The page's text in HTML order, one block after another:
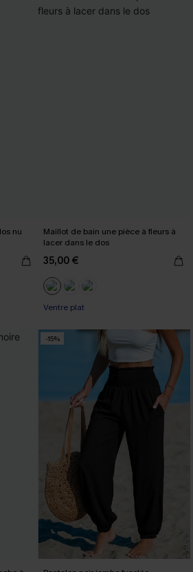
nu
Maillot de bain une pièce à fleurs à
lacer dans le dos
35,00 €
Ventre plat
-15%